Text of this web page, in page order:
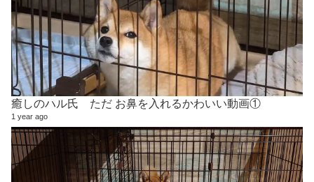
癒しのハル氏 ただ お鼻を入れるかわいい動画①
1 year ago